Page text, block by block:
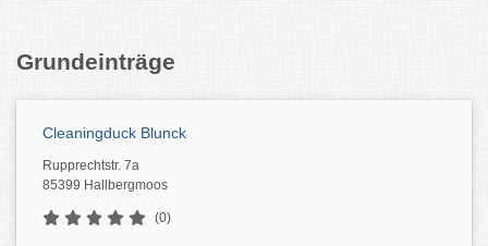
Grundeinträge
Cleaningduck Blunck
Rupprechtstr. 7a
85399 Hallbergmoos
(0)